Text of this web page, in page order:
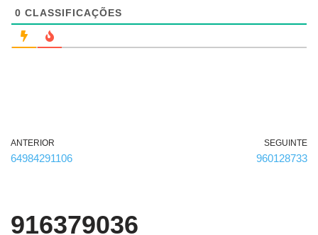
a
ó
0 CLASSIFICAÇÕES
ANTERIOR
64984291106
SEGUINTE
960128733
916379036